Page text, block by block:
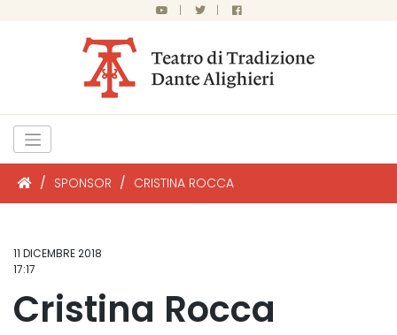
| |
/ SPONSOR / CRISTINA ROCCA
11 DICEMBRE 2018
17:17
Cristina Rocca